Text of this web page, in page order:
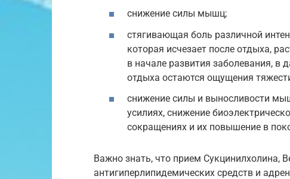
снижение силы мышц;
стягивающая боль различной
которая исчезает после отдыха,
в начале развития заболевания,
отдыха остаются ощущения
снижение силы и выносливости
усилиях, снижение
сокращениях и их повышение в
Важно знать, что прием Сукцинилхолина,
антигиперлипидемических средств и